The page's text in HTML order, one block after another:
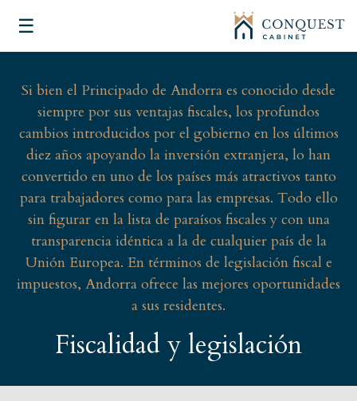
☰
Si bien el Principado de Andorra es conocido desde
siempre por sus ventajas fiscales, los profundos
cambios introducidos por el gobierno en los últimos
diez años apoyando la inversión extranjera, lo han
convertido en uno de los países más atractivos tanto
para trabajadores como para las empresas. Todo ello
sin figurar en la lista de paraísos fiscales y con una
transparencia idéntica a la de cualquier país de la
Unión Europea. En términos de legislación fiscal e
impuestos, Andorra ofrece las mejores oportunidades
a sus residentes.
Fiscalidad y legislación